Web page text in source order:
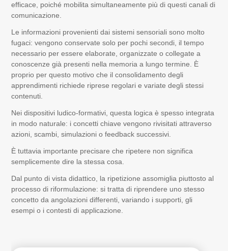
efficace, poiché mobilita simultaneamente più di questi canali di
comunicazione.
Le informazioni provenienti dai sistemi sensoriali sono molto
fugaci: vengono conservate solo per pochi secondi, il tempo
necessario per essere elaborate, organizzate o collegate a
conoscenze già presenti nella memoria a lungo termine. È
proprio per questo motivo che il consolidamento degli
apprendimenti richiede riprese regolari e variate degli stessi
contenuti.
Nei dispositivi ludico-formativi, questa logica è spesso integrata
in modo naturale: i concetti chiave vengono rivisitati attraverso
azioni, scambi, simulazioni o feedback successivi.
È tuttavia importante precisare che ripetere non significa
semplicemente dire la stessa cosa.
Dal punto di vista didattico, la ripetizione assomiglia piuttosto al
processo di riformulazione: si tratta di riprendere uno stesso
concetto da angolazioni differenti, variando i supporti, gli
esempi o i contesti di applicazione.